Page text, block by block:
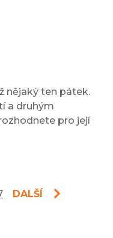
nějaký ten pátek.
a druhým
pro její
DALŠÍ